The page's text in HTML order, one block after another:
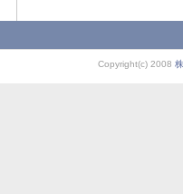
Copyright(c) 2008